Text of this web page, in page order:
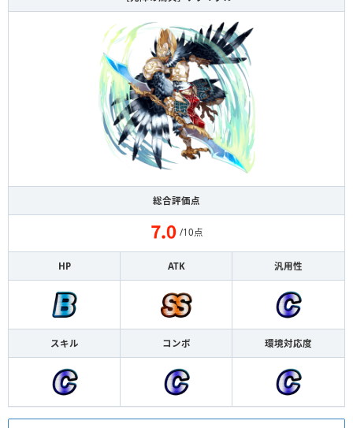
総合評価点
/10点
HP ATK 汎用性
スキル コンボ 環境対応度